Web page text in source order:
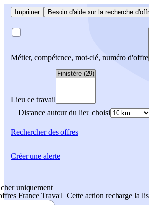
Imprimer Besoin d'aide sur la recherche
Métier, compétence, mot-clé, numéro d'offre
Lieu de travail
Distance autour du lieu choisi
Rechercherdes offres
uniquement
France Travail Cette action recharge la
Créer une alerte